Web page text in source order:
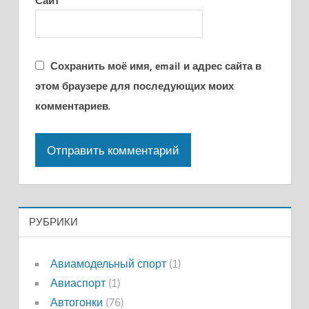
Сохранить моё имя, email и адрес сайта в
этом браузере для последующих моих
комментариев.
РУБРИКИ
Авиамодельный спорт(1)
Авиаспорт(1)
Автогонки (76)